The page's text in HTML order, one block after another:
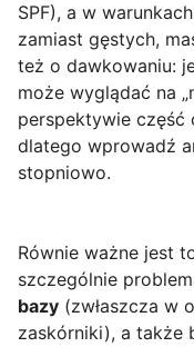
SPF), a w
zamiast gęstych,
też o dawkowaniu:
może wyglądać na
perspektywie
dlatego wprowadź
stopniowo.
Równie ważne jest
szczególnie
bazy (zwłaszcza w
zaskórniki), a także